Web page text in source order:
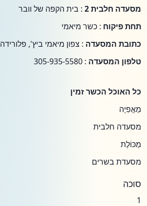
מסעדה חלבית 2
: בית הקפה של וובר
תחת פיקוח : כשר מיאמי
כתובת המסעדה : צפון מיאמי ביץ', פלורידה
טלפון המסעדה : 305-935-5580
כל האוכל הכשר זמין
מַאֲפִיָה
מסעדה חלבית
מַכּוֹלֶת
מסעדת בשרים
סוכה
1